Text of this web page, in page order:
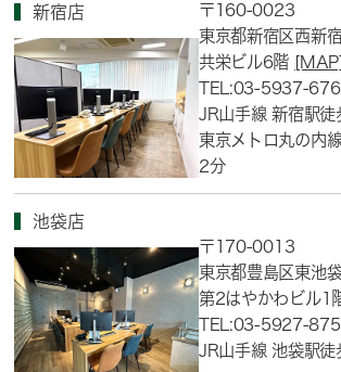
新宿店
〒160-0023
東京都新宿区西新
共栄ビル6階 [MAP]
TEL:03-5937-
JR山手線 新宿駅徒
東京メトロ丸の内
2分
池袋店
〒170-0013
東京都豊島区東池
第2はやかわビル1
TEL:03-5927-
JR山手線 池袋駅徒